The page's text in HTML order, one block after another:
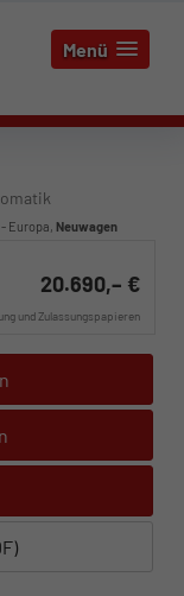
Menü
Europa, Neuwagen
20.690,– €
und Zulassungspapieren